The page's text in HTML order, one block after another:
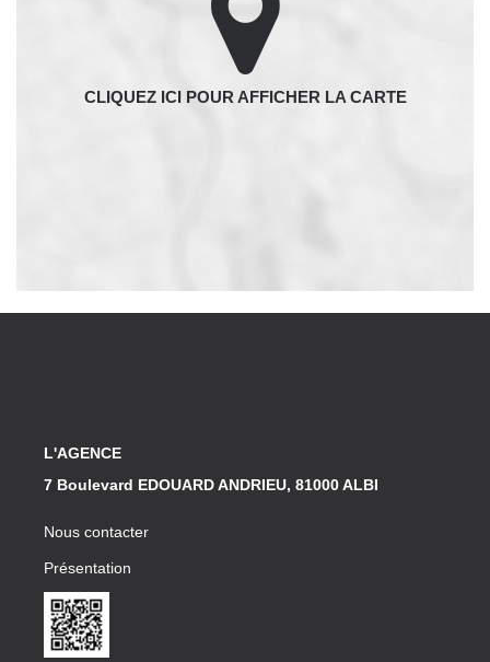
L'AGENCE
7 Boulevard EDOUARD ANDRIEU, 81000 ALBI
Nous contacter
Présentation